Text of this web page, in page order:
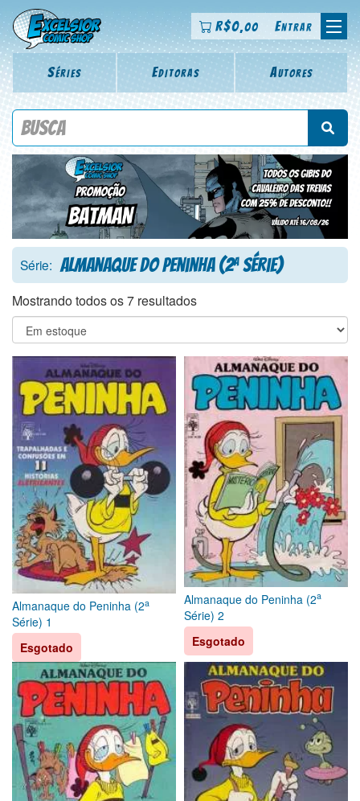
R$0,00 Entrar
Séries Editoras Autores
Procure por título da revista, personagem, série, escritor,
Série: Almanaque do Peninha (2aSérie)
Mostrando todos os 7 resultados
Almanaque do Peninha (2a
Série) 1
Esgotado
Almanaque do Peninha (2a
Série) 2
Esgotado